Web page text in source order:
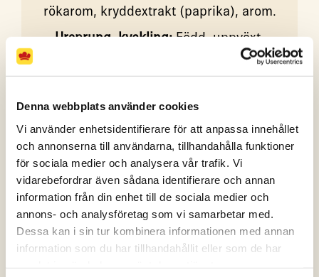
Denna webbplats använder cookies
Vi använder enhetsidentifierare för att anpassa innehållet
och annonserna till användarna, tillhandahålla funktioner
för sociala medier och analysera vår trafik. Vi
vidarebefordrar även sådana identifierare och annan
information från din enhet till de sociala medier och
annons- och analysföretag som vi samarbetar med.
Dessa kan i sin tur kombinera informationen med annan
information som du har tillhandahållit eller som de har
rökarom, kryddextrakt (paprika), arom.
Ursprung, kyckling:Född, uppväxt,
Vad tyckte du?
(2 röster)
Spara Skriv ut Dela